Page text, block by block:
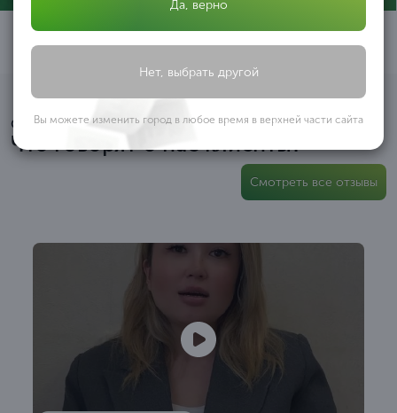
Смотрите видео
Что говорят о нас клиенты?
Смотреть все отзывы
Да, верно
Нет, выбрать другой
Вы можете изменить город в любое время в верхней части сайта